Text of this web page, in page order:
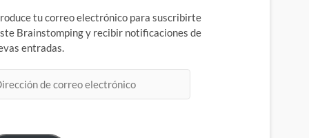
tu correo electrónico para suscribirte
Brainstomping y recibir notificaciones de
entradas.